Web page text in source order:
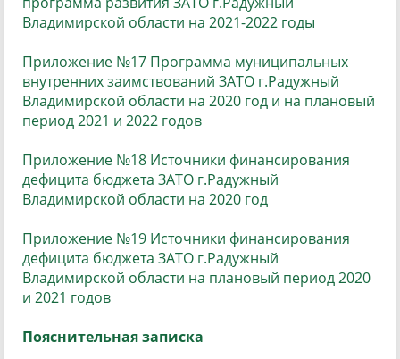
Владимирской области на 2021-2022 годы
Приложение №17 Программа муниципальных
внутренних заимствований ЗАТО г.Радужный
Владимирской области на 2020 год и на плановый
период 2021 и 2022 годов
Приложение №18 Источники финансирования
дефицита бюджета ЗАТО г.Радужный
Владимирской области на 2020 год
Приложение №19 Источники финансирования
дефицита бюджета ЗАТО г.Радужный
Владимирской области на плановый период 2020
и 2021 годов
Пояснительная записка